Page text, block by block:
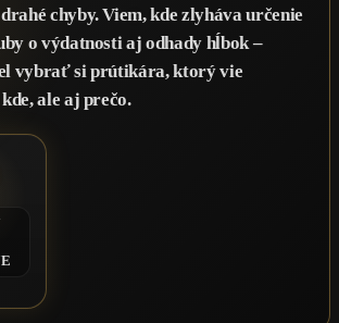
chyby. Viem, kde zlyháva určenie
o výdatnosti aj odhady hĺbok –
vybrať si prútikára, ktorý vie
ale aj prečo.